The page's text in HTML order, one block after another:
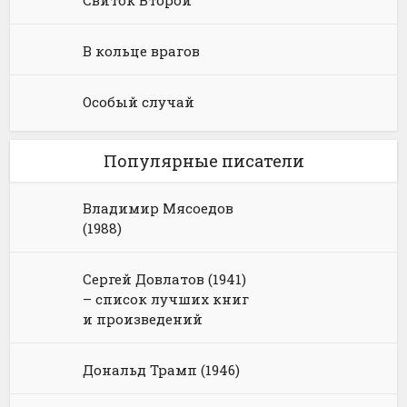
В кольце врагов
Особый случай
Популярные писатели
Владимир Мясоедов
(1988)
Сергей Довлатов (1941)
– список лучших книг
и произведений
Дональд Трамп (1946)